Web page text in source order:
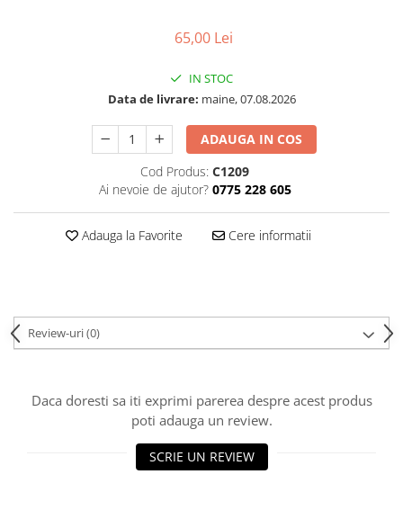
65,00 Lei
IN STOC
Data de livrare: maine, 07.08.2026
ADAUGA IN COS
Cod Produs: C1209
Ai nevoie de ajutor? 0775 228 605
Adauga la Favorite Cere informatii
Review-uri(0)
Daca doresti sa iti exprimi parerea despre acest produs
poti adauga un review.
SCRIE UN REVIEW